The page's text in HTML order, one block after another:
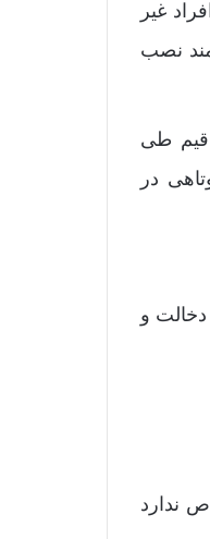
غیر
نصب
قیم طی
در
و
شود: ۱- صغیری که ولی خاص ندارد